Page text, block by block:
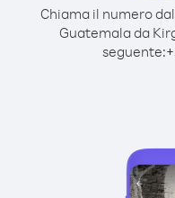
Chiama il numero
Guatemala da
seguente:+